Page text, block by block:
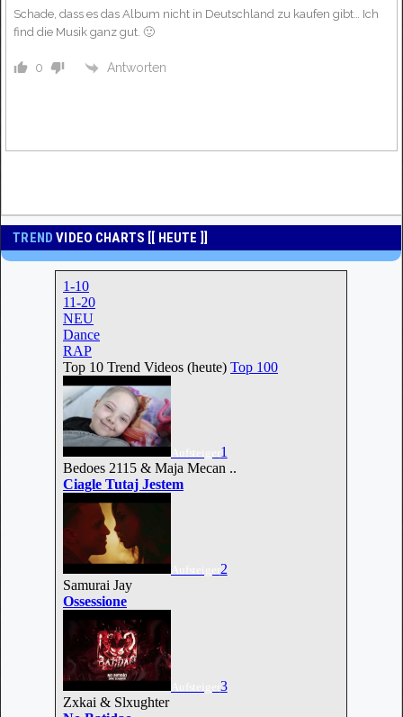
Schade, dass es das Album nicht in Deutschland zu kaufen gibt… Ich
find die Musik ganz gut. 🙂
0 Antworten
TRENDVIDEO CHARTS [[ HEUTE ]]